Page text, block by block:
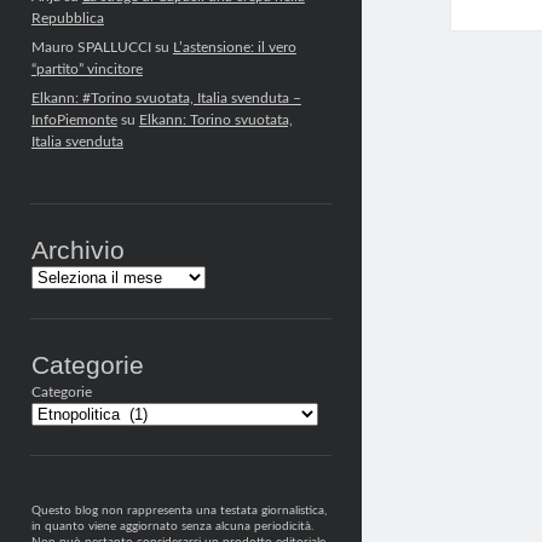
Repubblica
Mauro SPALLUCCIsu L’astensione: il vero
“partito” vincitore
Elkann: #Torino svuotata, Italia svenduta –
InfoPiemontesu Elkann: Torino svuotata,
Italia svenduta
Archivio
Archivi
Categorie
Categorie
Questo blog non rappresenta una testata giornalistica,
in quanto viene aggiornato senza alcuna periodicità.